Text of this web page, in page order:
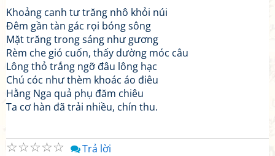
Khoảng canh tư trăng nhô khỏi núi
Đêm gần tàn gác rọi bóng sông
Mặt trăng trong sáng như gương
Rèm che gió cuốn, thấy dường móc câu
Lông thỏ trắng ngỡ đâu lông hạc
Chú cóc như thèm khoác áo điêu
Hằng Nga quả phụ đăm chiêu
Ta cơ hàn đã trải nhiều, chín thu.
☆
☆
☆
☆
☆ Trả lời